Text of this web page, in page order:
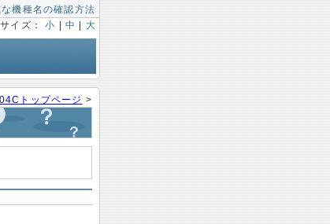
機種名の確認方法
イズ：
小 中 大
トップページ >